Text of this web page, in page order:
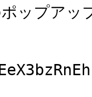
ップアッ